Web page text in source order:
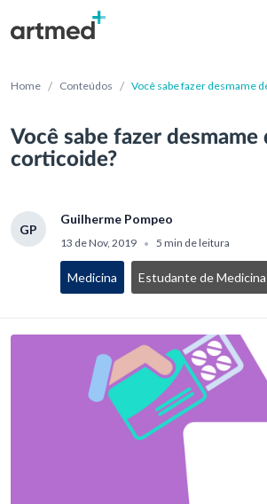
Home / Conteúdos / Você sabe fazer desmame
Você sabe fazer desmame
corticoide?
GP
Guilherme Pompeo
13 de Nov, 2019 • 5 min de leitura
Medicina Estudante de Medicina